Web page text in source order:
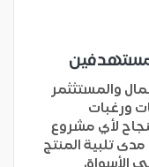
والمستثثمر
ورغبات
لأي مشروع
تلبية المنتج
الأسواق